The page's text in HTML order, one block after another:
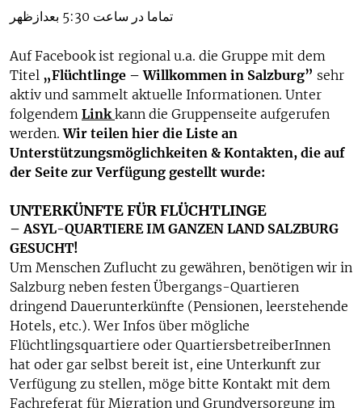
ﺗﻤﺎﻣﺎ ﺩﺭ ﺳﺎﻋﺖ 5:30 ﺑﻌﺪاﺯﻇﻬﺮ
Auf Facebook ist regional u.a. die Gruppe mit dem
Titel „Flüchtlinge – Willkommen in Salzburg” sehr
aktiv und sammelt aktuelle Informationen. Unter
folgendem Linkkann die Gruppenseite aufgerufen
werden.Wir teilen hier die Liste an
Unterstützungsmöglichkeiten & Kontakten, die auf
der Seite zur Verfügung gestellt wurde:
UNTERKÜNFTE FÜR FLÜCHTLINGE
– ASYL-QUARTIERE IM GANZEN LAND SALZBURG
GESUCHT!
Um Menschen Zuflucht zu gewähren, benötigen wir in
Salzburg neben festen Übergangs-Quartieren
dringend Dauerunterkünfte (Pensionen, leerstehende
Hotels, etc.). Wer Infos über mögliche
Flüchtlingsquartiere oder QuartiersbetreiberInnen
hat oder gar selbst bereit ist, eine Unterkunft zur
Verfügung zu stellen, möge bitte Kontakt mit dem
Fachreferat für Migration und Grundversorgung im